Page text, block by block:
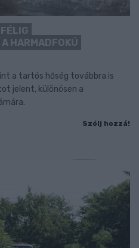
HARMADFOKÚ
a tartós hőség továbbra is
jelent, különösen a
Szólj hozzá!